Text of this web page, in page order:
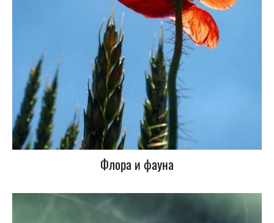
Флора и фауна